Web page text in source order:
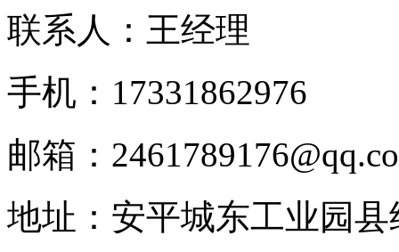
联系人：王经理
手机：17331862976
邮箱：
地址：安平城东工业园县